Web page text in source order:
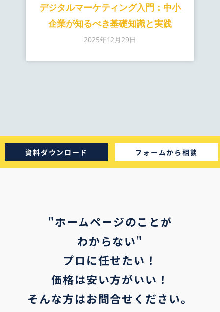
デジタルマーケティング入門：中小
企業が知るべき基礎知識と実践
2025年12月29日
資料ダウンロード フォームから相談
"ホームページのことが
わからない"
プロに任せたい！
価格は安い方がいい！
そんな方はお問合せください。